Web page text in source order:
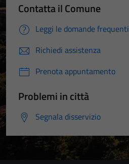
Contatta il Comune
Leggi le domande frequenti
Richiedi assistenza
Prenota appuntamento
Problemi in città
Segnala disservizio